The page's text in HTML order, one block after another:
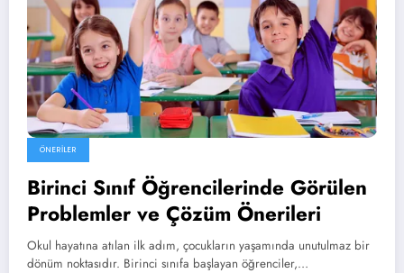
ÖNERILER
Birinci Sınıf Öğrencilerinde Görülen
Problemler ve Çözüm Önerileri
Okul hayatına atılan ilk adım, çocukların yaşamında unutulmaz bir
dönüm noktasıdır. Birinci sınıfa başlayan öğrenciler,…